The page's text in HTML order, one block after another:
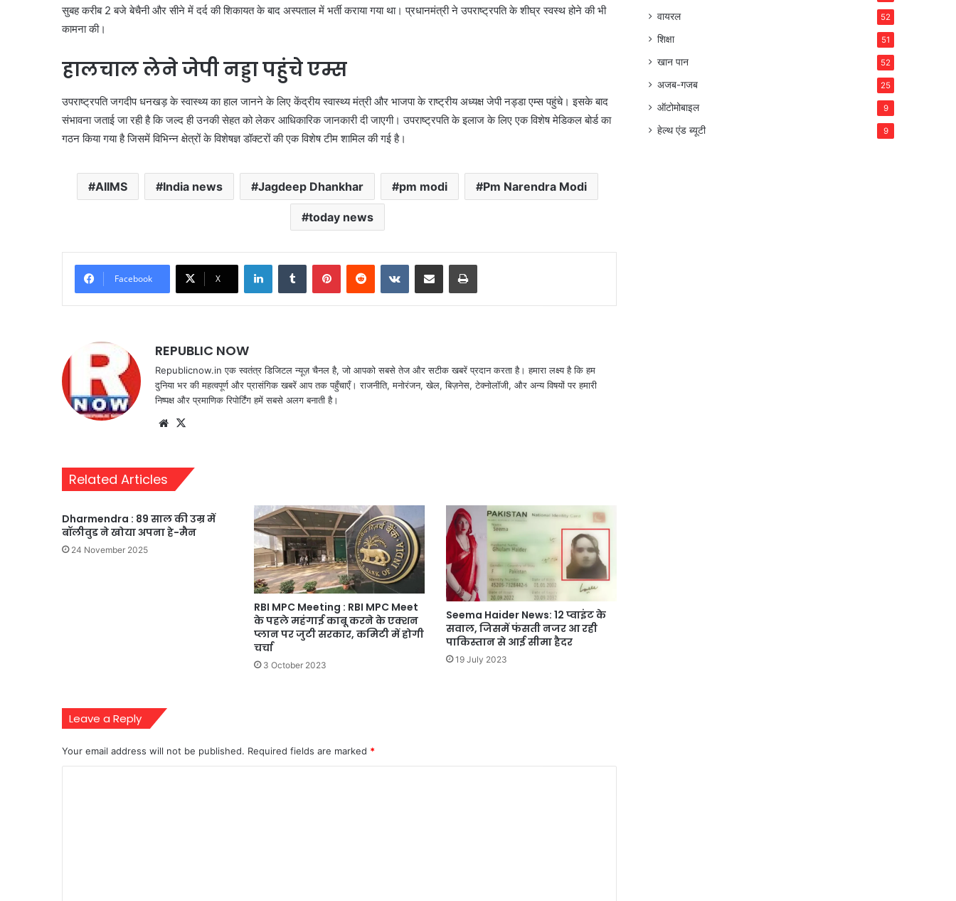
सुबह करीब 2 बजे बेचैनी और सीने में दर्द की शिकायत के बाद अस्पताल में भर्ती कराया गया था। प्रधानमंत्री ने उपराष्ट्रपति के शीघ्र स्वस्थ होने की भी
कामना की।
हालचाल लेने जेपी नड्डा पहुंचे एम्स
उपराष्ट्रपति जगदीप धनखड़ के स्वास्थ्य का हाल जानने के लिए केंद्रीय स्वास्थ्य मंत्री और भाजपा के राष्ट्रीय अध्यक्ष जेपी नड्डा एम्स पहुंचे। इसके बाद
संभावना जताई जा रही है कि जल्द ही उनकी सेहत को लेकर आधिकारिक जानकारी दी जाएगी। उपराष्ट्रपति के इलाज के लिए एक विशेष मेडिकल बोर्ड का
गठन किया गया है जिसमें विभिन्न क्षेत्रों के विशेषज्ञ डॉक्टरों की एक विशेष टीम शामिल की गई है।
AIIMS India news Jagdeep Dhankhar pm modi Pm Narendra Modi
today news
Facebook X
LinkedInTumblr PinterestReddit VKontakteShare via Email Print
REPUBLIC NOW
Republicnow.in एक स्वतंत्र डिजिटल न्यूज़ चैनल है, जो आपको सबसे तेज और सटीक खबरें प्रदान करता है। हमारा लक्ष्य है कि हम
दुनिया भर की महत्वपूर्ण और प्रासंगिक खबरें आप तक पहुँचाएँ। राजनीति, मनोरंजन, खेल, बिज़नेस, टेक्नोलॉजी, और अन्य विषयों पर हमारी
निष्पक्ष और प्रमाणिक रिपोर्टिंग हमें सबसे अलग बनाती है।
Website
Related Articles
Dharmendra : 89 साल की उम्र में
बॉलीवुड ने खोया अपना हे-मैन
24 November 2025
RBI MPC Meeting : RBI MPC Meet
के पहले महंगाई काबू करने के एक्शन
प्लान पर जुटी सरकार, कमिटी में होगी
चर्चा
3 October 2023
Seema Haider News: 12 प्वाइंट के
सवाल, जिसमें फंसती नजर आ रही
पाकिस्तान से आई सीमा हैदर
19 July 2023
Leave a Reply
Your email address will not be published. Required fields are marked *
वायरल 52
शिक्षा 51
खान पान 52
अजब-गजब 25
ऑटोमोबाइल 9
हेल्थ एंड ब्यूटी 9